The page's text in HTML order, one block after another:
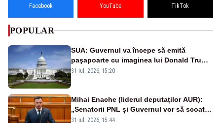
Facebook YouTube TikTok
POPULAR
SUA: Guvernul va începe să emită
paşapoarte cu imaginea lui Donald Trump
începând cu 8 august
31 iul. 2026, 15:20
Mihai Enache (liderul deputaților AUR):
„Senatorii PNL și Guvernul vor să scoată
la vânzare bunuri publice pentru a stinge
31 iul. 2026, 15:44